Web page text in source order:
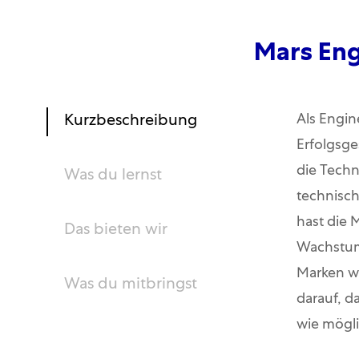
Mars
Kurzbeschreibung
Was du lernst
Das bieten wir
Was du mitbringst
Als
die
hast die
Marken
darauf,
wie